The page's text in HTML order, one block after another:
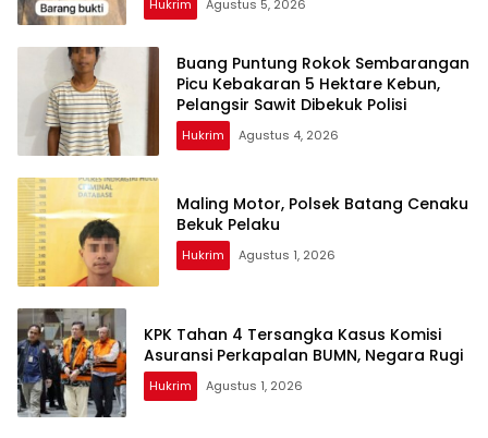
Hukrim Agustus 5, 2026
Buang Puntung Rokok Sembarangan
Picu Kebakaran 5 Hektare Kebun,
Pelangsir Sawit Dibekuk Polisi
Hukrim Agustus 4, 2026
Maling Motor, Polsek Batang Cenaku
Hukrim Agustus 1, 2026
KPK Tahan 4 Tersangka Kasus Komisi
Asuransi Perkapalan BUMN, Negara Rugi
Hukrim Agustus 1, 2026